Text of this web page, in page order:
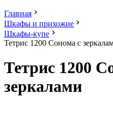
Главная
Шкафы и прихожие
Шкафы-купе
Тетрис 1200 Сонома с
Тетрис 1200
зеркалами